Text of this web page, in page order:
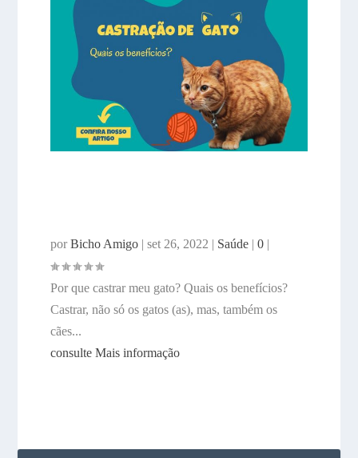
porBicho Amigo| set 26, 2022 | Saúde| 0 |
Por que castrar meu gato? Quais os benefícios?
Castrar, não só os gatos (as), mas, também os
cães...
consulte Mais informação